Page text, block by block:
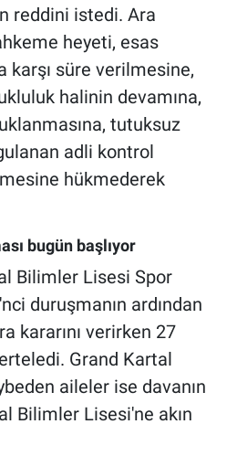
reddini istedi. Ara
heyeti, esas
karşı süre verilmesine,
halinin devamına,
tutuksuz
adli kontrol
hükmederek
bugün başlıyor
Bilimler Lisesi Spor
duruşmanın ardından
kararını verirken 27
Grand Kartal
aileler ise davanın
Bilimler Lisesi'ne akın